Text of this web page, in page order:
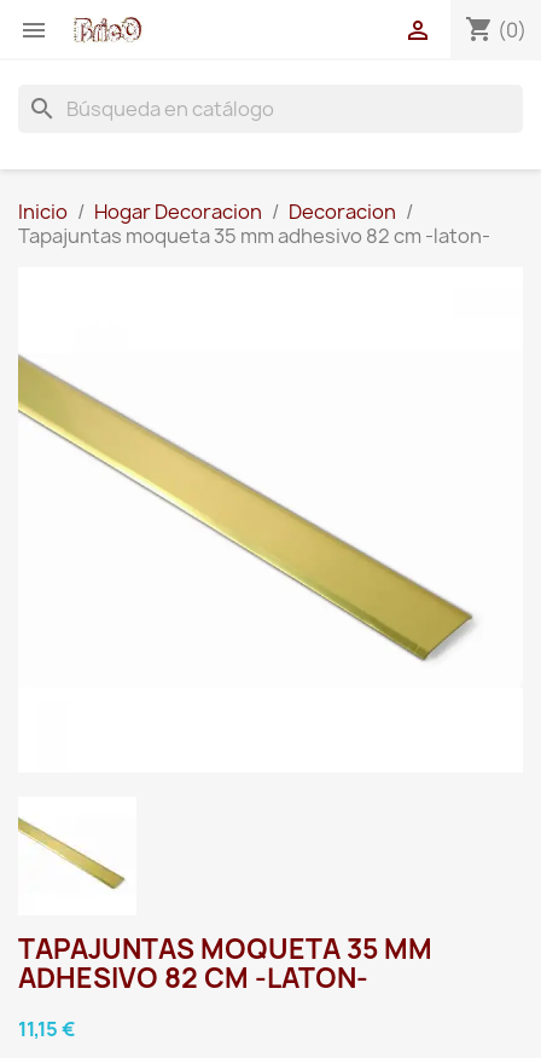
 shopping_cart (0)

search
Inicio Hogar Decoracion
Decoracion
Tapajuntas moqueta 35 mm adhesivo 82 cm -laton-
TAPAJUNTAS MOQUETA 35 MM
ADHESIVO 82 CM -LATON-
11,15 €